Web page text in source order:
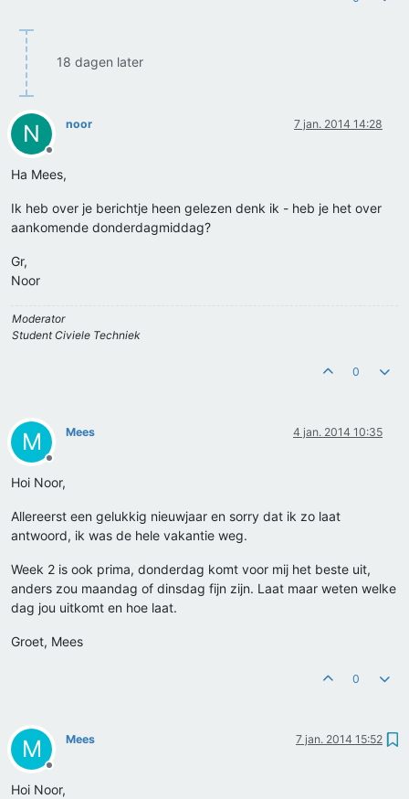
18 dagen later
N
Offline
noor 7 jan. 2014 14:28
Ha Mees,
Ik heb over je berichtje heen gelezen denk ik - heb je het over
aankomende donderdagmiddag?
Gr,
Noor
Moderator
Student Civiele Techniek
0
M
Offline
Mees 4 jan. 2014 10:35
Hoi Noor,
Allereerst een gelukkig nieuwjaar en sorry dat ik zo laat
antwoord, ik was de hele vakantie weg.
Week 2 is ook prima, donderdag komt voor mij het beste uit,
anders zou maandag of dinsdag fijn zijn. Laat maar weten welke
dag jou uitkomt en hoe laat.
Groet, Mees
0
M
Offline
Mees 7 jan. 2014 15:52
Hoi Noor,